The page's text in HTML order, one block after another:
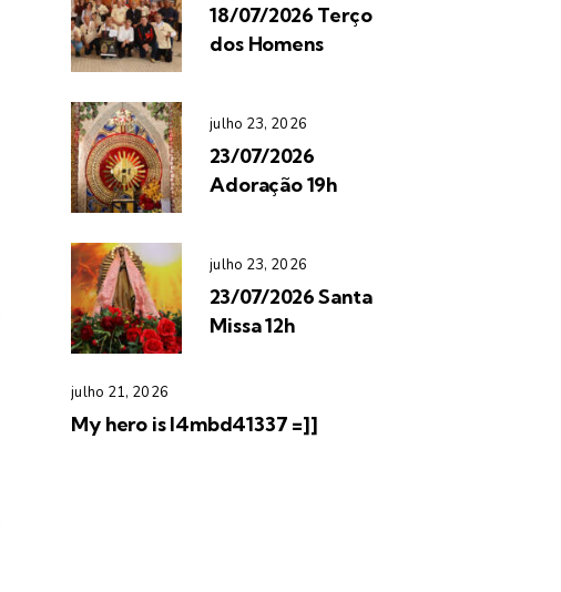
18/07/2026 Terço
dos Homens
julho 23, 2026
23/07/2026
Adoração 19h
julho 23, 2026
23/07/2026 Santa
Missa 12h
julho 21, 2026
My hero is l4mbd41337 =]]